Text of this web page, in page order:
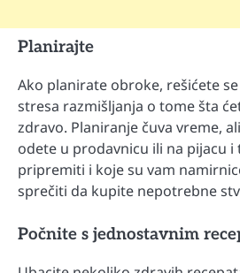
Planirajte
Ako planirate obroke, rešićete
stresa razmišljanja o tome šta
zdravo. Planiranje čuva vreme,
odete u prodavnicu ili na pijacu i
pripremiti i koje su vam
sprečiti da kupite nepotrebne
Počnite s jednostavnim